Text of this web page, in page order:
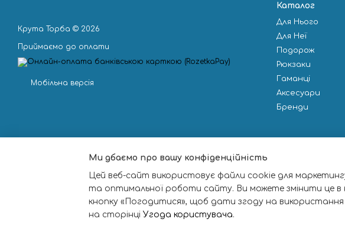
Крута Торба © 2026
Приймаємо до оплати
Мобільна версія
Каталог
Для Нього
Для Неї
Подорож
Рюкзаки
Гаманці
Аксесуари
Бренди
Ми дбаємо про вашу конфіденційність
Цей веб-сайт використовує файли cookie для
та оптимальної роботи сайту. Ви можете змінити це
кнопку «Погодитися», щоб дати згоду на
на сторінці Угода користувача.